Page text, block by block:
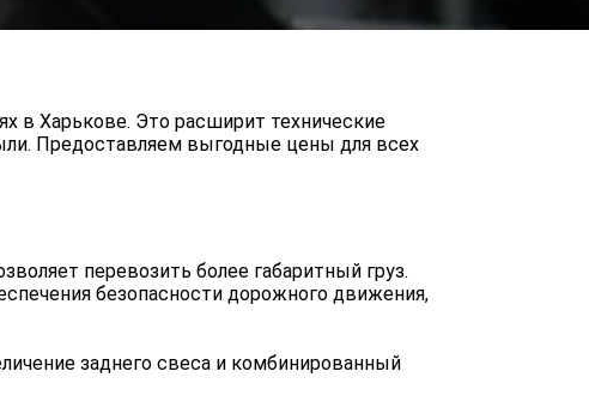
в Харькове. Это расширит технические
Предоставляем выгодные цены для всех
перевозить более габаритный груз.
безопасности дорожного движения,
заднего свеса и комбинированный